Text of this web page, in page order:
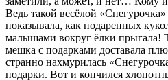
Ведь такой весёлой
показывала, как подаренных
малышами вокруг ёлки прыгала!
мешка с подарками доставала
странно нахмурилась
подарки. Вот и кончился